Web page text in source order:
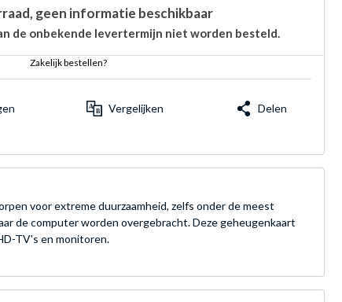
geen informatie beschikbaar
de onbekende levertermijn niet worden besteld.
Zakelijk bestellen?
Vergelijken Delen
voor extreme duurzaamheid, zelfs onder de meest
de computer worden overgebracht. Deze geheugenkaart
TV's en monitoren.